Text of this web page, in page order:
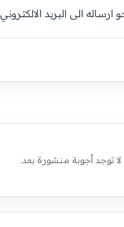
الى البريد الالكتروني
لا توجد أجوبة منشورة بعد.